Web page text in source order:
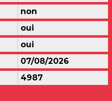
non
oui
oui
07/08/2026
4987